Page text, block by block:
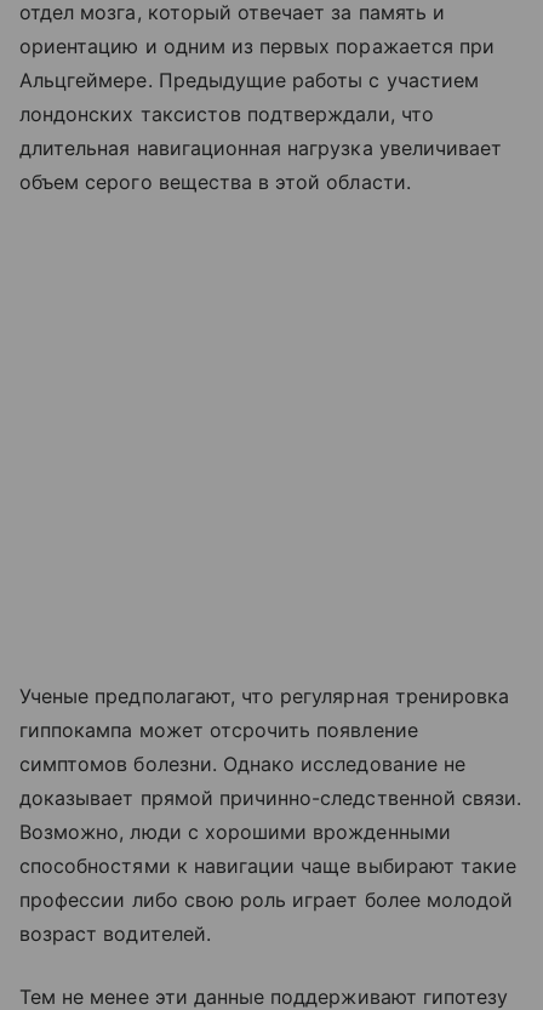
отдел мозга, который отвечает за память и
ориентацию и одним из первых поражается при
Альцгеймере. Предыдущие работы с участием
лондонских таксистов подтверждали, что
длительная навигационная нагрузка увеличивает
объем серого вещества в этой области.
Ученые предполагают, что регулярная тренировка
гиппокампа может отсрочить появление
симптомов болезни. Однако исследование не
доказывает прямой причинно-следственной связи.
Возможно, люди с хорошими врожденными
способностями к навигации чаще выбирают такие
профессии либо свою роль играет более молодой
возраст водителей.
Тем не менее эти данные поддерживают гипотезу